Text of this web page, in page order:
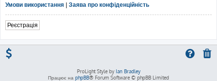
Умови використання | Заява про конфіденційність
Реєстрація
ProLight Style by Ian Bradley
Працює на phpBB® Forum Software © phpBB Limited